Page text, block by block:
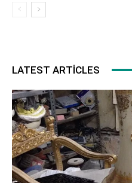
LATEST ARTICLES